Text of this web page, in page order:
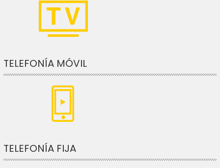
TELEFONÍA MÓVIL
TELEFONÍA FIJA